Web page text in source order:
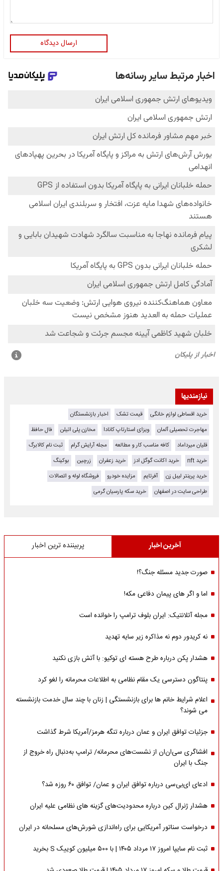
ارسال دیدگاه
نیازمندیها
خرید اقساطی لوازم خانگی قیمت تشک
اخبار بازنشستگان
مهاجرت تحصیلی آلمان
ویزای استارتاپ کانادا مخازن پلی اتیلن
فال حافظ
قلیان میرداماد
کافه مناسب کار و مطالعه مجله آرایش گرام
ثبت نام کالابرگ
خرید nft
خرید اکانت گوگل ادز خرید زعفران زرچین
بوکینگ
خرید پرینتر لیبل زن
آفرتایم مزایده خودرو
فروشگاه لوله و اتصالات
طراحی سایت در اصفهان
خرید سکه پارسیان گرمی
آخرین اخبار پربیننده ترین اخبار
صورت جدید مسئله جنگ؟!
اما و اگر های پیمان دفاعی مکه!
مجله آتلانتیک: ایران بلوف ترامپ را خوانده است
نه کریدور دوم نه مذاکره زیر سایه تهدید
هشدار پکن درباره طرح هسته ای توکیو: با آتش بازی نکنید
پنتاگون دسترسی یک مقام نظامی به اطلاعات محرمانه را لغو کرد
اعلام شرایط خانم ها برای بازنشستگی | زنان با چند سال خدمت بازنشسته
می شوند؟
جزئیات توافق ایران و عمان درباره تنگه هرمز/آمریکا شرط گذاشت
افشاگری سی‌ان‌ان از نشست‌های محرمانه/ ترامپ به‌دنبال راه خروج از
جنگ با ایران
ادعای ای‌بی‌سی درباره توافق ایران و عمان/ توافق ۶۰ روزه شد؟
هشدار ژنرال کین درباره محدودیت‌های گزینه های نظامی علیه ایران
درخواست سناتور آمریکایی برای راه‌اندازی شورش‌های مسلحانه در ایران
ثبت نام سایپا امروز ۱۷ مرداد ۱۴۰۵ | با ۵۰۰ میلیون کوییک S بخرید